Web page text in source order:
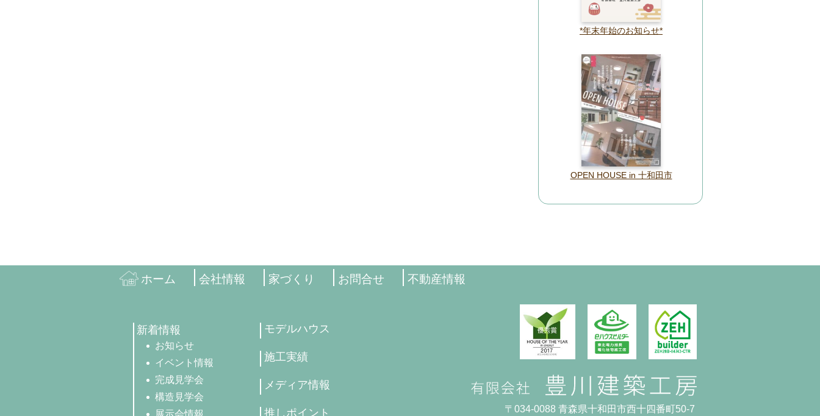
*年末年始のお知らせ*
OPEN HOUSE in 十和田市
ホーム 会社情報 家づくり お問合せ 不動産情報
新着情報
お知らせ
イベント情報
完成見学会
構造見学会
展示会情報
モデルハウス
施工実績
メディア情報
推しポイント
〒034-0088 青森県十和田市西十四番町50-7